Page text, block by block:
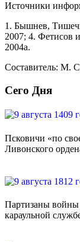
Источники
1. Бышнев,
2007; 4. Фетисов
2004а.
Составитель: М.
Сего Дня
Псковичи «по
Ливонского
Партизаны войны
караульной